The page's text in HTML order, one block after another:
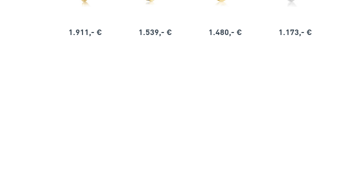
1.911,- € 1.539,- € 1.480,- € 1.173,- €